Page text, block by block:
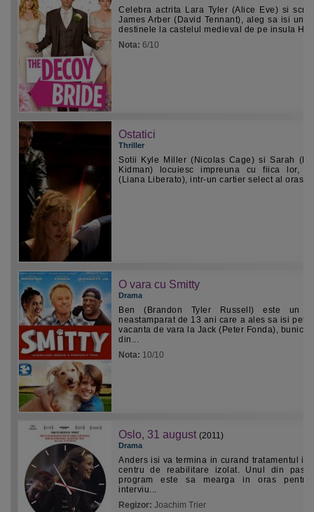
Celebra actrita Lara Tyler (Alice Eve) si
James Arber (David Tennant), aleg sa isi
destinele la castelul medieval de pe insula
Nota: 6/10
Ostatici
Thriller
Sotii Kyle Miller (Nicolas Cage) si Sarah
Kidman) locuiesc impreuna cu fiica lor,
(Liana Liberato), intr-un cartier select al
O vara cu Smitty
Drama
Ben (Brandon Tyler Russell) este un
neastamparat de 13 ani care a ales sa isi
vacanta de vara la Jack (Peter Fonda), bunicul
din...
Nota: 10/10
Oslo, 31 august (2011)
Drama
Anders isi va termina in curand tratamentul
centru de reabilitare izolat. Unul din pasii
program este sa mearga in oras
interviu...
Regizor: Joachim Trier